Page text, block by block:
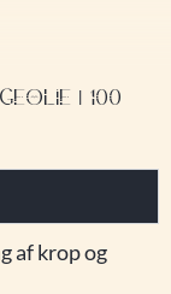
| 100
af krop og